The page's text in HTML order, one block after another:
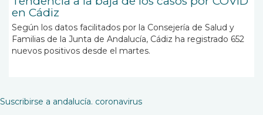
en Cádiz
Según los datos facilitados por la Consejería de Salud y
Familias de la Junta de Andalucía, Cádiz ha registrado 652
nuevos positivos desde el martes.
Suscribirse a andalucía. coronavirus